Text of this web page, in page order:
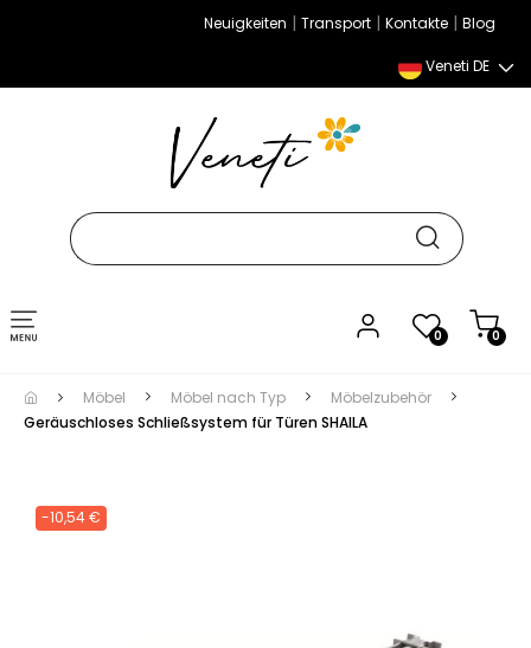
Neuigkeiten | Transport | Kontakte | Blog
Veneti DE
0 0
Umschalten
der
Navigation
Möbel Möbel nach Typ
Möbelzubehör
Geräuschloses Schließsystem für Türen SHAILA
-10,54 €